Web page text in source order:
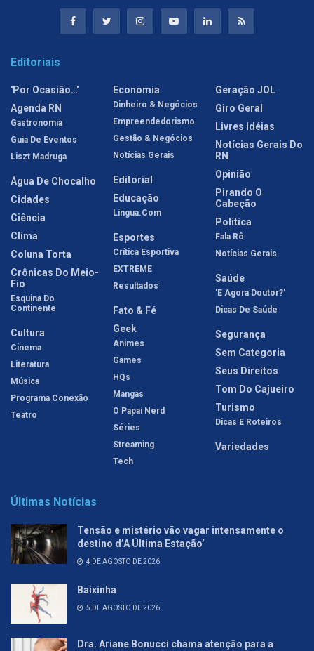
Editoriais
'Por Ocasião…'
Agenda RN
Gastronomia
Guia De Eventos
Liszt Madruga
Água De Chocalho
Cidades
Ciência
Clima
Coluna Torta
Crônicas Do Meio-
Fio
Esquina Do
Continente
Cultura
Cinema
Literatura
Música
Programa Conexão
Teatro
Economia
Dinheiro & Negócios
Empreendedorismo
Gestão & Negócios
Notícias Gerais
Editorial
Educação
Língua.com
Esportes
Crítica Esportiva
EXTREME
Resultados
Fato & Fé
Geek
Animes
Games
HQs
Mangás
O Papai Nerd
Séries
Streaming
Tech
Geração JOL
Giro Geral
Livres Idéias
Notícias Gerais Do
RN
Opinião
Pirando O
Cabeção
Política
Fala Rô
Notícias Gerais
Saúde
'E Agora Doutor?'
Dicas De Saúde
Segurança
Sem Categoria
Seus Direitos
Tom Do Cajueiro
Turismo
Dicas E Roteiros
Variedades
Últimas Notícias
Tensão e mistério vão vagar intensamente o
destino d’A Última Estação’
4 DE AGOSTO DE 2026
Baixinha
5 DE AGOSTO DE 2026
Dra. Ariane Bonucci chama atenção para a